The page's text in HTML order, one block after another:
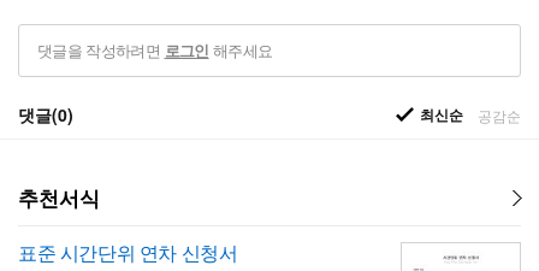
댓글을 작성하려면 로그인 해주세요
댓글(0) 최신순 공감순
추천서식
표준 시간단위 연차 신청서